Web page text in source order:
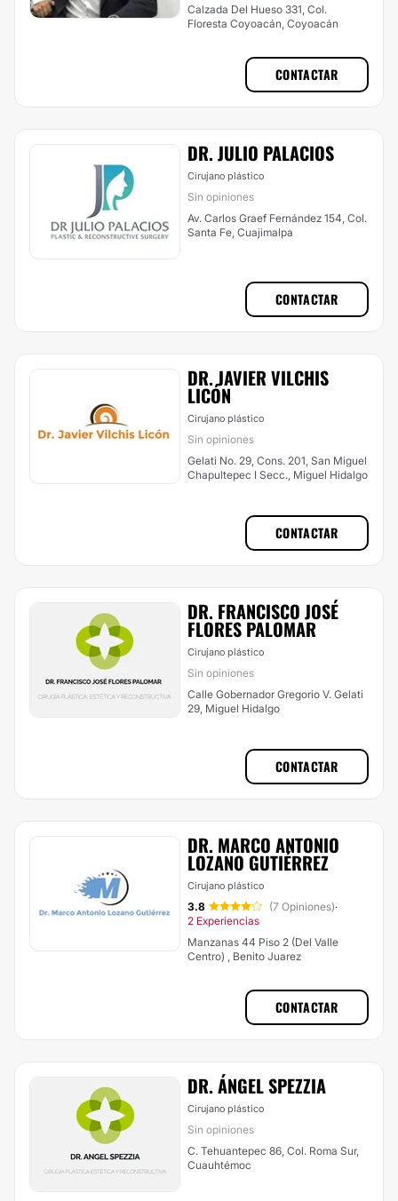
Calzada Del Hueso 331, Col.
Floresta Coyoacán, Coyoacán
CONTACTAR
DR. JULIO PALACIOS
Cirujano plástico
Sin opiniones
Av. Carlos Graef Fernández 154, Col.
Santa Fe, Cuajimalpa
CONTACTAR
DR. JAVIER VILCHIS
LICÓN
Cirujano plástico
Sin opiniones
Gelati No. 29, Cons. 201, San Miguel
Chapultepec I Secc., Miguel Hidalgo
CONTACTAR
DR. FRANCISCO JOSÉ
FLORES PALOMAR
Cirujano plástico
Sin opiniones
Calle Gobernador Gregorio V. Gelati
29, Miguel Hidalgo
CONTACTAR
DR. MARCO ANTONIO
LOZANO GUTIÉRREZ
Cirujano plástico
3.8 (7 Opiniones)·
2 Experiencias
Manzanas 44 Piso 2 (Del Valle
Centro) , Benito Juarez
CONTACTAR
DR. ÁNGEL SPEZZIA
Cirujano plástico
Sin opiniones
C. Tehuantepec 86, Col. Roma Sur,
Cuauhtémoc